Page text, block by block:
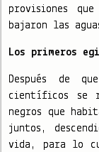
provisiones
bajaron las
Los primeros
Después de
científicos se
negros que
juntos,
vida, para lo